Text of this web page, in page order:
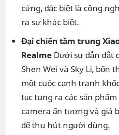
cứng, đặc biệt là công
ra sự khác biệt.
Đại chiến tầm trung
Realme Dưới sự dẫn dắt
Shen Wei và Sky Li, bốn
một cuộc cạnh tranh
tục tung ra các sản
camera ấn tượng và giá
để thu hút người dùng.